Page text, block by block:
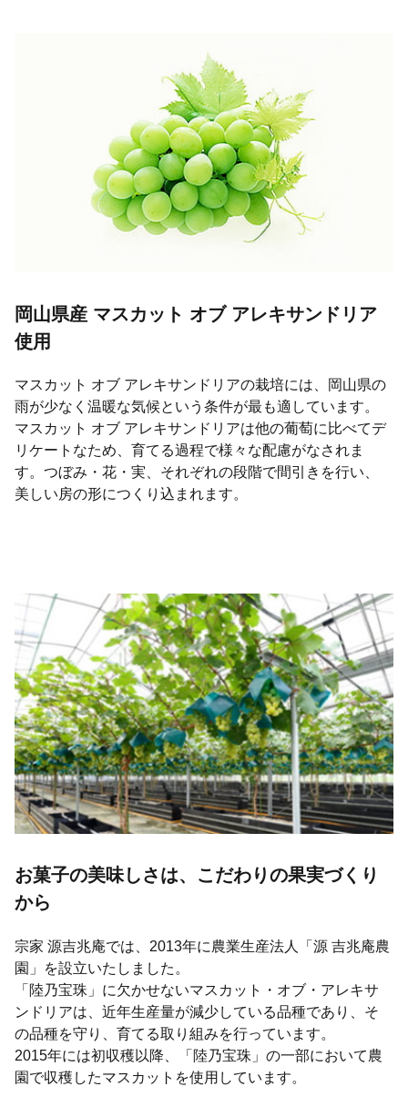
岡山県産 マスカット オブ アレキサンドリア
使用
マスカット オブ アレキサンドリアの栽培には、岡山県の
雨が少なく温暖な気候という条件が最も適しています。
マスカット オブ アレキサンドリアは他の葡萄に比べてデ
リケートなため、育てる過程で様々な配慮がなされま
す。つぼみ・花・実、それぞれの段階で間引きを行い、
美しい房の形につくり込まれます。
お菓子の美味しさは、こだわりの果実づくり
から
宗家 源吉兆庵では、2013年に農業生産法人「源 吉兆庵農
園」を設立いたしました。
「陸乃宝珠」に欠かせないマスカット・オブ・アレキサ
ンドリアは、近年生産量が減少している品種であり、そ
の品種を守り、育てる取り組みを行っています。
2015年には初収穫以降、「陸乃宝珠」の一部において農
園で収穫したマスカットを使用しています。